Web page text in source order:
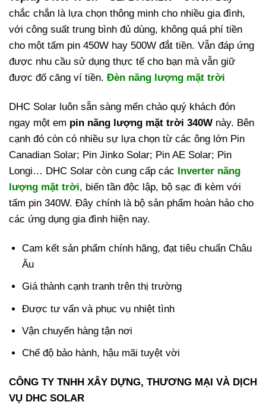
chắc chắn là lựa chọn thông minh cho nhiều gia đình,
với công suất trung bình đủ dùng, không quá phí tiền
cho một tấm pin 450W hay 500W đắt tiền. Vẫn đáp ứng
được nhu cầu sử dụng thực tế cho bạn mà vẫn giữ
được đố căng ví tiền. Đèn năng lượng mặt trời
DHC Solar luôn sẵn sàng mến chào quý khách đón
ngay một em pin năng lượng mặt trời 340W này. Bên
cạnh đó còn có nhiều sự lựa chọn từ các ông lớn Pin
Canadian Solar; Pin Jinko Solar; Pin AE Solar; Pin
Longi… DHC Solar còn cung cấp các
Inverter năng
lượng mặt trời, biến tần độc lập, bộ sạc đi kèm với
tấm pin 340W. Đây chính là bộ sản phẩm hoàn hảo cho
các ứng dụng gia đình hiện nay.
Cam kết sản phẩm chính hãng, đạt tiêu chuẩn Châu
Âu
Giá thành cạnh tranh trên thị trường
Được tư vấn và phục vụ nhiệt tình
Vận chuyển hàng tận nơi
Chế độ bảo hành, hậu mãi tuyệt vời
CÔNG TY TNHH XÂY DỰNG, THƯƠNG MẠI VÀ DỊCH
VỤ DHC SOLAR